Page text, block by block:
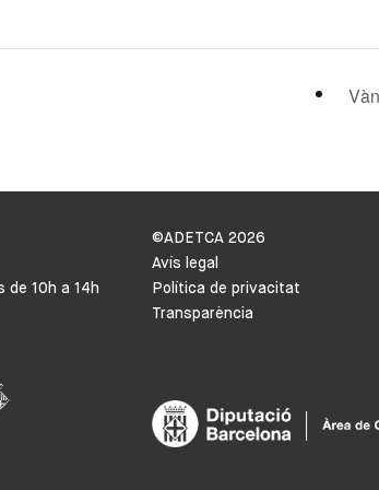
de 10h a 14h
©ADETCA2026
Avís legal
Política de privacitat
Transparència